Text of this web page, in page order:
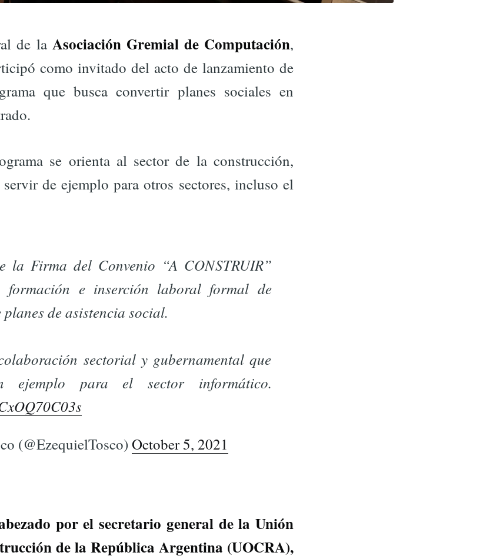
de la Asociación Gremial de Computación,
como invitado del acto de lanzamiento de
que busca convertir planes sociales en
se orienta al sector de la construcción,
de ejemplo para otros sectores, incluso el
la Firma del Convenio “A CONSTRUIR”
e inserción laboral formal de
de asistencia social.
sectorial y gubernamental que
ejemplo para el sector informático.
(@EzequielTosco) October 5, 2021
por el secretario general de la Unión
de la República Argentina (UOCRA),